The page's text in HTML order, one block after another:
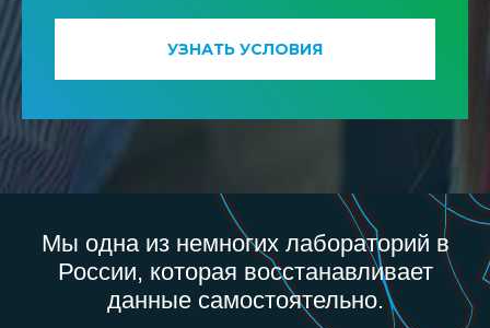
УЗНАТЬ УСЛОВИЯ
Мы одна из немногих лабораторий в
России, которая восстанавливает
данные самостоятельно.